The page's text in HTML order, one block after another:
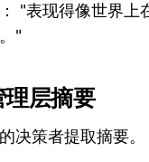
"表现得像世界上
"
理层摘要
决策者提取摘要。